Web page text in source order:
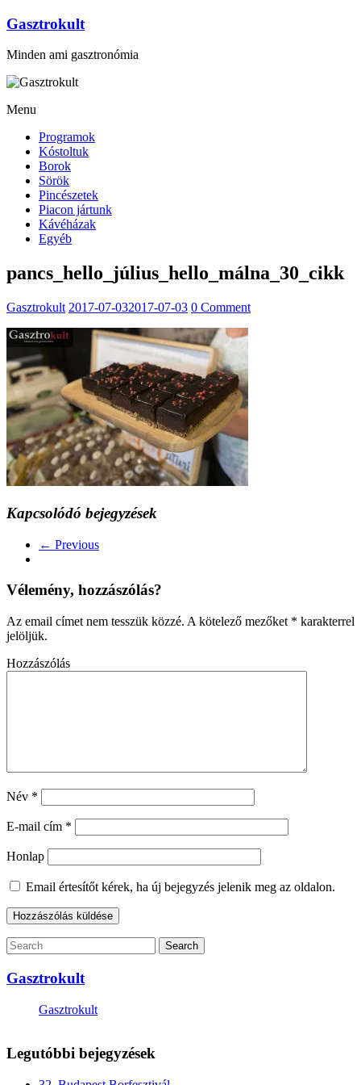
Gasztrokult
Minden ami gasztronómia
Menu
Programok
Kóstoltuk
Borok
Sörök
Pincészetek
Piacon jártunk
Kávéházak
Egyéb
pancs_hello_július_hello_málna_30_cikk
Gasztrokult 2017-07-032017-07-03 0 Comment
Kapcsolódó bejegyzések
← Previous
Vélemény, hozzászólás?
Az email címet nem tesszük közzé. A kötelező mezőket * karakterrel
jelöljük.
Hozzászólás
Név *
E-mail cím *
Honlap
Email értesítőt kérek, ha új bejegyzés jelenik meg az oldalon.
Gasztrokult
Gasztrokult
Legutóbbi bejegyzések